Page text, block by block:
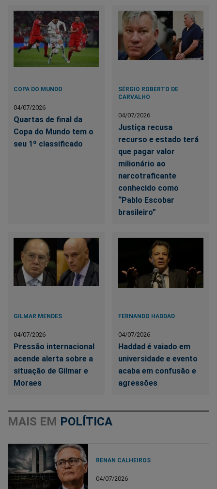
COPA DO MUNDO
04/07/2026
Quartas de final da
Copa do Mundo tem o
seu 1º classificado
SÉRGIO ROBERTO DE
CARVALHO
04/07/2026
Justiça recusa
recurso e estado terá
que pagar valor
milionário ao
narcotraficante
conhecido como
“Pablo Escobar
brasileiro”
GILMAR MENDES
04/07/2026
Pressão internacional
acende alerta sobre a
situação de Gilmar e
Moraes
FERNANDO HADDAD
04/07/2026
Haddad é vaiado em
universidade e evento
acaba em confusão e
agressões
MAIS EM POLÍTICA
RENAN CALHEIROS
04/07/2026